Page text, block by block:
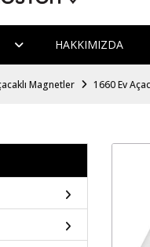
HAKKIMIZDA
Magnetler 1660 Ev